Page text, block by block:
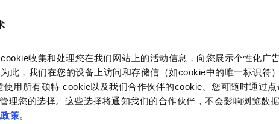
收集和处理您在我们网站上的活动信息，向您展示个性化广
此，我们在您的设备上访问和存储信（如cookie中的唯一标识符
使用所有硕特 cookie以及我们合作伙伴的cookie。您可随时通过点
理您的选择。这些选择将通知我们的合作伙伴，不会影响浏览数
策。
录
称谓*